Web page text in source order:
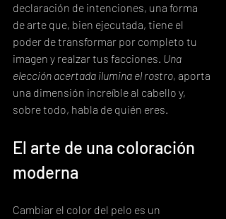
declaración de intenciones, una forma
de arte que, bien ejecutada, tiene el
poder de transformar por completo tu
imagen y realzar tus facciones. Una
elección acertada ilumina el rostro, aporta
una dimensión increíble al cabello y,
sobre todo, habla de quién eres.
El arte de una coloración
moderna
Cambiar el color del pelo es un